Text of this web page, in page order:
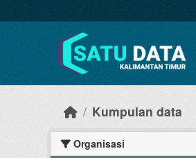
Kumpulan data
Organisasi